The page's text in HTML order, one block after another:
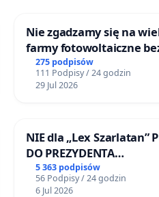
Nie zgadzamy się na
farmy fotowoltaiczne
rzetelnych analiz i
mieszkańców
275 podpisów
111 Podpisy / 24 godzin
29 Jul 2026
NIE dla „Lex Szarlatan”
DO PREZYDENTA
RZECZYPOSPOLITEJ
5 363 podpisów
56 Podpisy / 24 godzin
6 Jul 2026